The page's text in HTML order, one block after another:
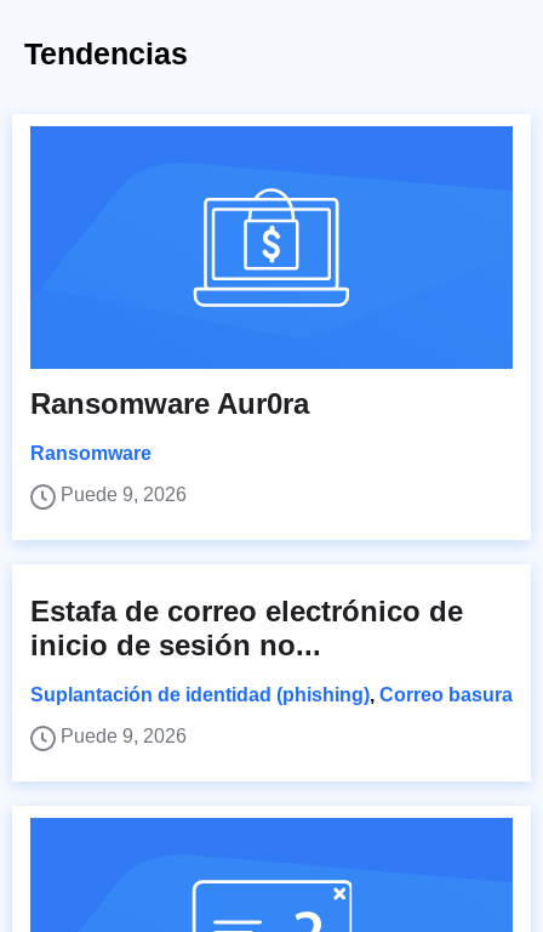
Tendencias
Ransomware Aur0ra
Ransomware
Puede 9, 2026
Estafa de correo electrónico de
inicio de sesión no...
Suplantación de identidad (phishing), Correo basura
Puede 9, 2026